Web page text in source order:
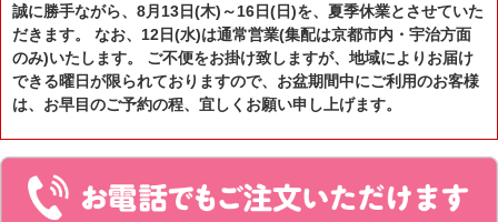
誠に勝手ながら、8月13日(木)～16日(日)を、夏季休業とさせていた
だきます。 なお、12日(水)は通常営業(集配は京都市内・宇治方面
のみ)いたします。 ご不便をお掛け致しますが、地域によりお届け
できる曜日が限られておりますので、お盆期間中にご利用のお客様
は、お早目のご予約の程、宜しくお願い申し上げます。